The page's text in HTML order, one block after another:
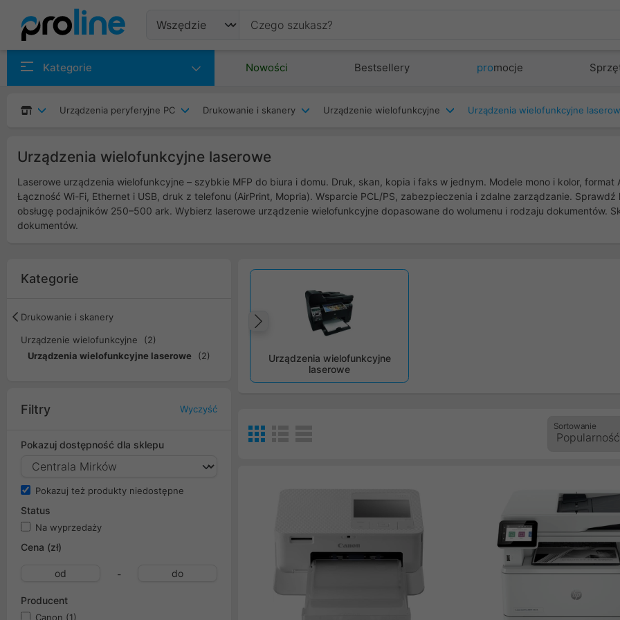
Kategorie Nowości Bestsellery promocje
Urządzenia peryferyjne PC Drukowanie i skanery Urządzenie wielofunkcyjne Urządzenia wielofunkcyjne
Urządzenia wielofunkcyjne laserowe
Laserowe urządzenia wielofunkcyjne – szybkie MFP do biura i domu. Druk, skan, kopia i faks w jednym. Modele mono i kolor,
Łączność Wi-Fi, Ethernet i USB, druk z telefonu (AirPrint, Mopria). Wsparcie PCL/PS, zabezpieczenia i zdalne zarządzanie.
obsługę podajników 250–500 ark. Wybierz laserowe urządzenie wielofunkcyjne dopasowane do wolumenu i rodzaju dokumentów.
dokumentów.
Kategorie
Drukowanie i skanery
Urządzenie wielofunkcyjne
(2)
Urządzenia wielofunkcyjne laserowe
(2)
Filtry Wyczyść
Pokazuj dostępność dla sklepu
Pokazuj też produkty niedostępne
Status
Na wyprzedaży
Cena (zł)
-
Producent
Canon (1)
Urządzenia wielofunkcyjne
laserowe
Poprzedni
Sortowanie